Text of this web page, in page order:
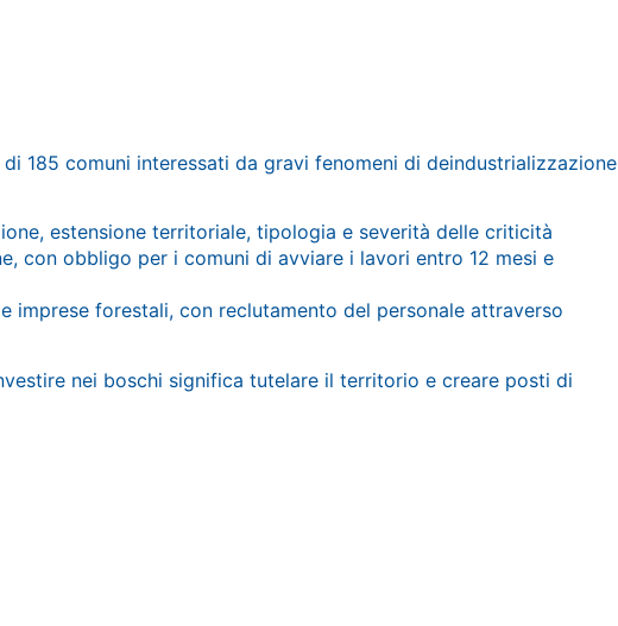
185 comuni interessati da gravi fenomeni di deindustrializzazione
estensione territoriale, tipologia e severità delle criticità
con obbligo per i comuni di avviare i lavori entro 12 mesi e
imprese forestali, con reclutamento del personale attraverso
nei boschi significa tutelare il territorio e creare posti di